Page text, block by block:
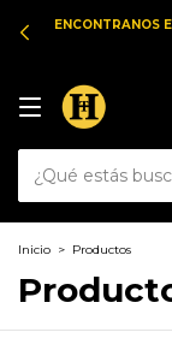
ENCONTRANOS
Inicio > Productos